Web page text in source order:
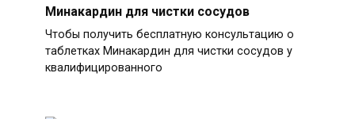
Минакардин для чистки сосудов
Чтобы получить бесплатную консультацию о
таблетках Минакардин для чистки сосудов у
квалифицированного